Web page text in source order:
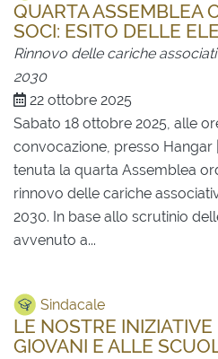
QUARTA ASSEMBLEA
SOCI: ESITO DELLE
Rinnovo delle cariche
2030
22 ottobre 2025
Sabato 18 ottobre 2025, alle
convocazione, presso Hangar
tenuta la quarta Assemblea
rinnovo delle cariche
2030. In base allo scrutinio
avvenuto a...
Sindacale
LE NOSTRE INIZIATIVE
GIOVANI E ALLE